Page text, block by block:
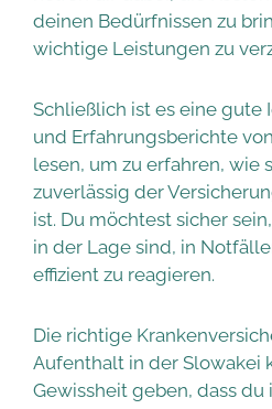
deinen Bedürfnissen zu
wichtige Leistungen zu
Schließlich ist es eine gute
und Erfahrungsberichte
lesen, um zu erfahren, wie
zuverlässig der
ist. Du möchtest sicher
in der Lage sind, in
effizient zu reagieren.
Die richtige
Aufenthalt in der Slowakei
Gewissheit geben, dass du